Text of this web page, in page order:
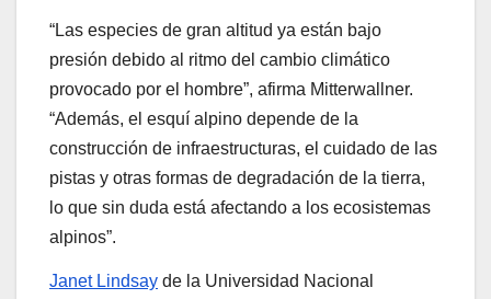
“Las especies de gran altitud ya están bajo
presión debido al ritmo del cambio climático
provocado por el hombre”, afirma Mitterwallner.
“Además, el esquí alpino depende de la
construcción de infraestructuras, el cuidado de las
pistas y otras formas de degradación de la tierra,
lo que sin duda está afectando a los ecosistemas
alpinos”.
Janet Lindsay de la Universidad Nacional